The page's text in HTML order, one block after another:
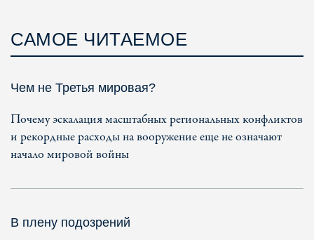
САМОЕ ЧИТАЕМОЕ
Чем не Третья мировая?
Почему эскалация масштабных региональных конфликтов
и рекордные расходы на вооружение еще не означают
начало мировой войны
В плену подозрений